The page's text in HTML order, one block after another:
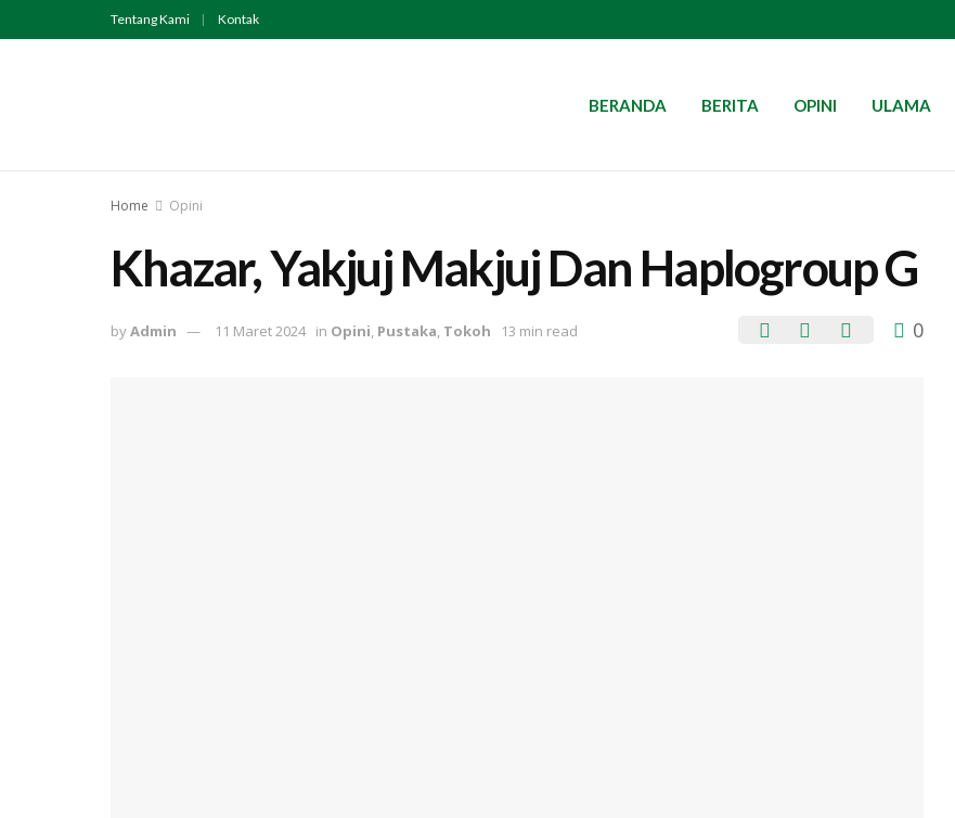
Tentang Kami Kontak
BERANDA BERITA OPINI ULAMA
Home Opini
Khazar, Yakjuj Makjuj Dan Haplogroup G
byAdmin 11 Maret 2024 in Opini Pustaka Tokoh 13 min read 0